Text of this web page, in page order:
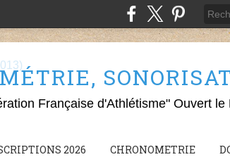
Française d'Athlétisme" Ouvert
2026 CHRONOMETRIE